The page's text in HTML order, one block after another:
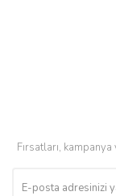
Fırsatları,